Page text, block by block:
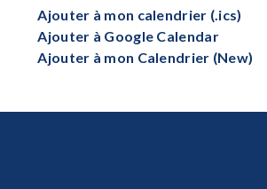
Ajouter à mon calendrier (.ics)
Ajouter à Google Calendar
Ajouter à mon Calendrier (New)